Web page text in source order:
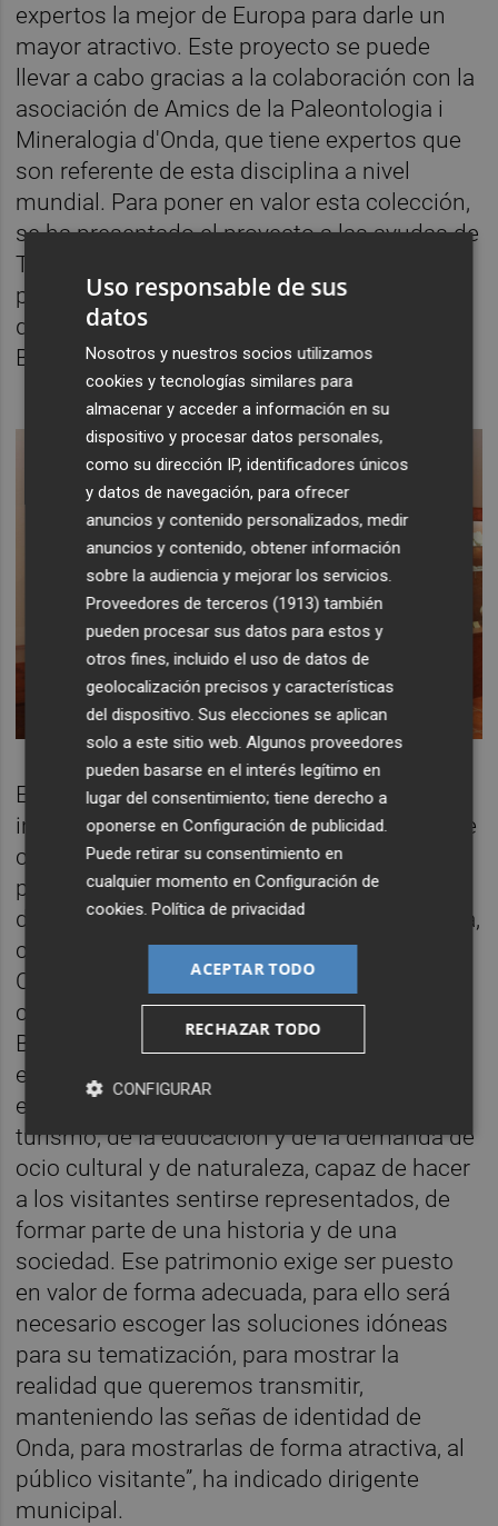
expertos la mejor de Europa para darle un
mayor atractivo. Este proyecto se puede
llevar a cabo gracias a la colaboración con la
asociación de Amics de la Paleontologia i
Mineralogia d'Onda, que tiene expertos que
son referente de esta disciplina a nivel
mundial. Para poner en valor esta colección,
se ha presentado el proyecto a las ayudas de
Turismo de la Generalitat Valenciana, que
podrían sufragar el 50% de los 50.000 euros
que cuesta llevarlo a cabo”, ha indicado
Badenas.
El discurso expositivo y los equipamientos
innovadores de la muestra permitirán que se
convierta en una referencia en el turismo
paleontológico y geológico, activo, cultural y
de naturaleza valenciano para, de esta forma,
crear en el público la necesidad de acudir a
Onda a conocerlo, según se señala en el
comunicado municipal., En este sentido,
Badena manifiesta que “el equipamiento de
este bien turístico, patrimonial y cultural,
estará orientado al público, al servicio del
turismo, de la educación y de la demanda de
ocio cultural y de naturaleza, capaz de hacer
a los visitantes sentirse representados, de
formar parte de una historia y de una
sociedad. Ese patrimonio exige ser puesto
en valor de forma adecuada, para ello será
necesario escoger las soluciones idóneas
para su tematización, para mostrar la
realidad que queremos transmitir,
manteniendo las señas de identidad de
Onda, para mostrarlas de forma atractiva, al
público visitante”, ha indicado dirigente
municipal.
Uso responsable de sus
datos
Nosotros y nuestros socios utilizamos
cookies y tecnologías similares para
almacenar y acceder a información en su
dispositivo y procesar datos personales,
como su dirección IP, identificadores únicos
y datos de navegación, para ofrecer
anuncios y contenido personalizados, medir
anuncios y contenido, obtener información
sobre la audiencia y mejorar los servicios.
Proveedores de terceros (1913) también
pueden procesar sus datos para estos y
otros fines, incluido el uso de datos de
geolocalización precisos y características
del dispositivo. Sus elecciones se aplican
solo a este sitio web. Algunos proveedores
pueden basarse en el interés legítimo en
lugar del consentimiento; tiene derecho a
oponerse enConfiguración de publicidad.
Puede retirar su consentimiento en
cualquier momento enConfiguración de
cookies.Política de privacidad
ACEPTAR TODO
RECHAZAR TODO
CONFIGURAR